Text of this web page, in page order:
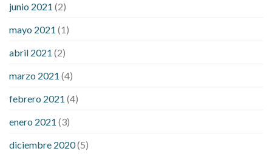
junio 2021 (2)
mayo 2021 (1)
abril 2021 (2)
marzo 2021 (4)
febrero 2021 (4)
enero 2021 (3)
diciembre 2020(5)